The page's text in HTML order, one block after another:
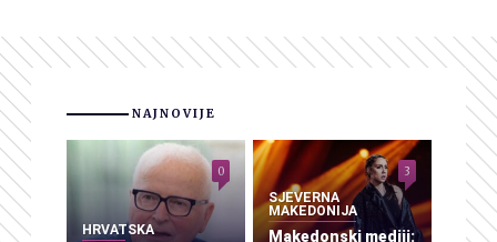
NAJNOVIJE
HRVATSKA
0
SJEVERNA
MAKEDONIJA
Makedonski mediji:
3